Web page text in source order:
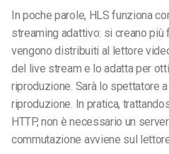
In poche parole, HLS funziona
streaming adattivo: si creano
vengono distribuiti al lettore
del live stream e lo adatta per
riproduzione. Sarà lo spettatore
riproduzione. In pratica,
HTTP, non è necessario un
commutazione avviene sul